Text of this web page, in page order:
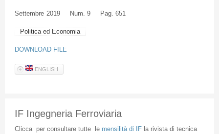
Settembre 2019 Num. 9 Pag. 651
Politica ed Economia
DOWNLOAD FILE
ENGLISH
IF Ingegneria Ferroviaria
Cliccaper consultare tuttele mensilità di IFla rivista di tecnica